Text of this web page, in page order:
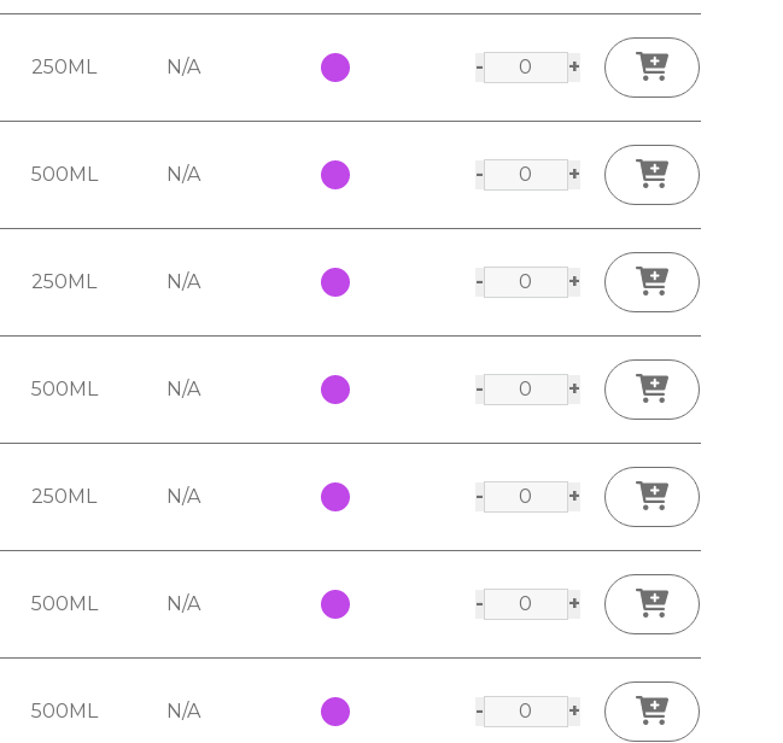
250ML N/A - +
500ML N/A - +
250ML N/A - +
500ML N/A - +
250ML N/A - +
500ML N/A - +
500ML N/A - +